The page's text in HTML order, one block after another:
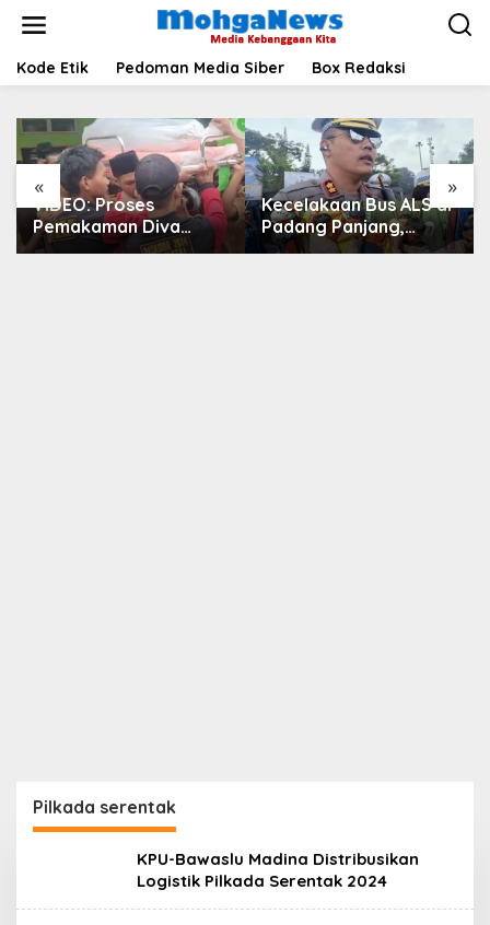
Kode Etik Pedoman Media Siber Box Redaksi
« »
VIDEO: Proses
Pemakaman Diva
Febriani, Korban
Kecelakaan Bus ALS di
Padang Panjang,
Dirlantas: Kita Usulkan
Pilkada serentak
KPU-Bawaslu Madina Distribusikan
Logistik Pilkada Serentak 2024